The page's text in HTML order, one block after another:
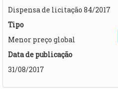
Dispensa de licitação 84/2017
Tipo
Menor preço global
Data de publicação
31/08/2017